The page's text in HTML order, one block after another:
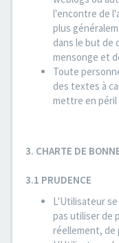
l'encontre de
plus
dans le but de
mensonge et
Toute
des textes à
mettre en péril
3. CHARTE DE
3.1 PRUDENCE
L'Utilisateur
pas utiliser de
réellement, de